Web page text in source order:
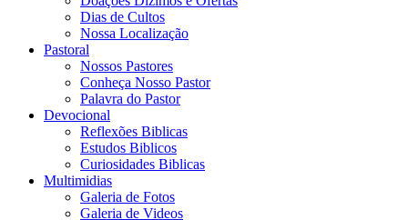
Dias de Cultos
Nossa Localização
Pastoral
Nossos Pastores
Conheça Nosso Pastor
Palavra do Pastor
Devocional
Reflexões Biblicas
Estudos Biblicos
Curiosidades Biblicas
Multimidias
Galeria de Fotos
Galeria de Videos